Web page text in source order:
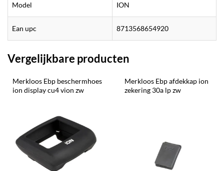
Model ION
Ean upc 8713568654920
Vergelijkbare producten
Merkloos Ebp beschermhoes
ion display cu4 vion zw
Merkloos Ebp afdekkap ion
zekering 30a lp zw